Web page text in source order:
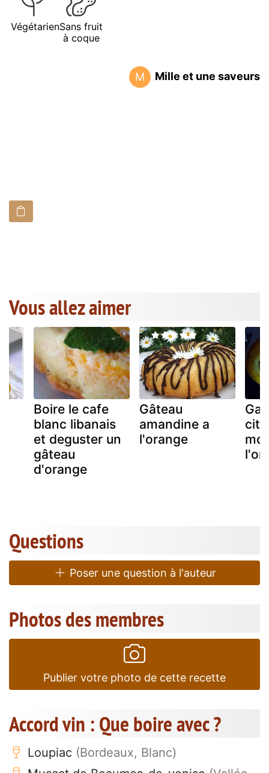
VégétarienSans fruit
à coque
M Mille et une saveurs
Vous allez aimer
Boire le cafe
blanc libanais
et deguster un
gâteau
d'orange
Gâteau
amandine a
l'orange
Questions
Poser une question à l'auteur
Photos des membres
Publier votre photo de cette recette
Accord vin : Que boire avec ?
Loupiac (Bordeaux, Blanc)